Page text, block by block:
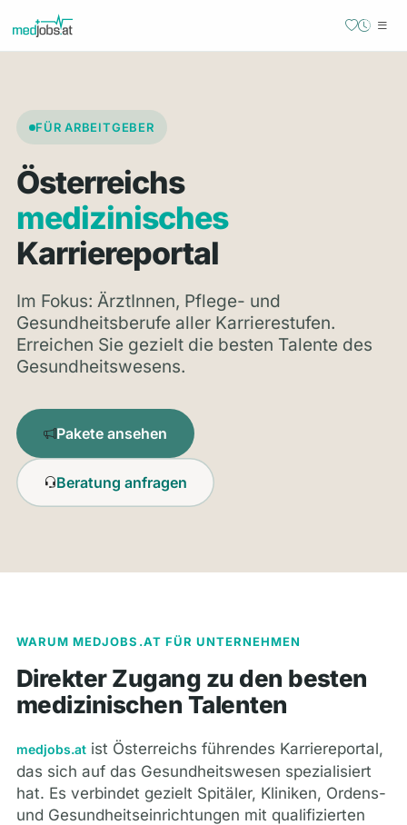
FÜR ARBEITGEBER
Österreichs
medizinisches
Karriereportal
Im Fokus: ÄrztInnen, Pflege- und
Gesundheitsberufe aller Karrierestufen.
Erreichen Sie gezielt die besten Talente des
Gesundheitswesens.
Pakete ansehen
Beratung anfragen
WARUM MEDJOBS.AT FÜR UNTERNEHMEN
Direkter Zugang zu den besten
medizinischen Talenten
medjobs.at ist Österreichs führendes Karriereportal,
das sich auf das Gesundheitswesen spezialisiert
hat. Es verbindet gezielt Spitäler, Kliniken, Ordens-
und Gesundheitseinrichtungen mit qualifizierten